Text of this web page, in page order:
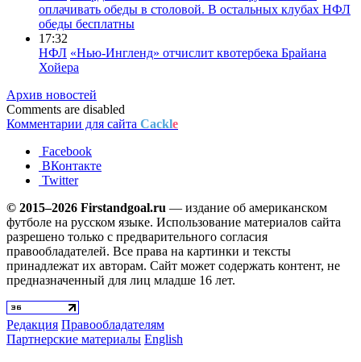
оплачивать обеды в столовой. В остальных клубах НФЛ
обеды бесплатны
17:32
НФЛ «Нью-Ингленд» отчислит квотербека Брайана
Хойера
Архив новостей
Comments are disabled
Комментарии для сайта Cackle
Facebook
ВКонтакте
Twitter
© 2015–2026 Firstandgoal.ru — издание об американском
футболе на русском языке. Использование материалов cайта
разрешено только с предварительного согласия
правообладателей. Все права на картинки и тексты
принадлежат их авторам. Сайт может содержать контент, не
предназначенный для лиц младше 16 лет.
Редакция Правообладателям
Партнерские материалы English